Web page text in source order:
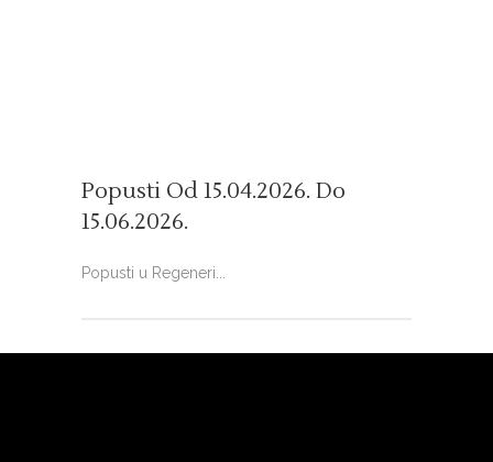
Popusti Od 15.04.2026. Do
15.06.2026.
Popusti u Regeneri...